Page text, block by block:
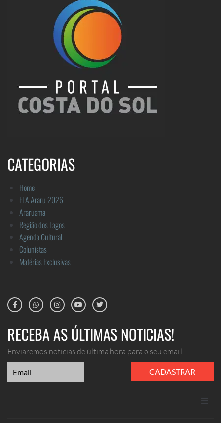
CATEGORIAS
Home
FLA Araru 2026
Araruama
Região dos Lagos
Agenda Cultural
Colunistas
Matérias Exclusivas
RECEBA AS ÚLTIMAS NOTICIAS!
Enviaremos noticias de última hora para o seu email.
CADASTRAR